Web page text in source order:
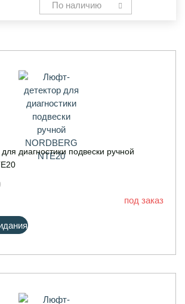
По наличию
диагностики подвески ручной
под заказ